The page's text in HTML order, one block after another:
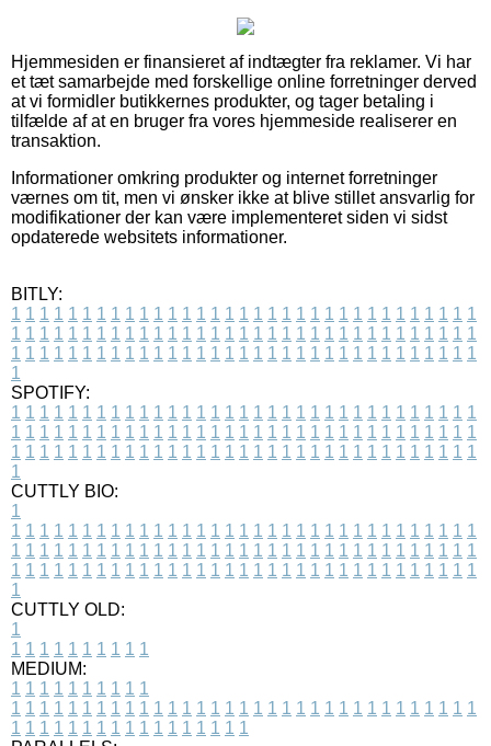
Hjemmesiden er finansieret af indtægter fra reklamer. Vi har
et tæt samarbejde med forskellige online forretninger derved
at vi formidler butikkernes produkter, og tager betaling i
tilfælde af at en bruger fra vores hjemmeside realiserer en
transaktion.
Informationer omkring produkter og internet forretninger
værnes om tit, men vi ønsker ikke at blive stillet ansvarlig for
modifikationer der kan være implementeret siden vi sidst
opdaterede websitets informationer.
BITLY:
1 1 1 1 1 1 1 1 1 1 1 1 1 1 1 1 1 1 1 1 1 1 1 1 1 1 1 1 1 1 1 1 1
1 1 1 1 1 1 1 1 1 1 1 1 1 1 1 1 1 1 1 1 1 1 1 1 1 1 1 1 1 1 1 1 1
1 1 1 1 1 1 1 1 1 1 1 1 1 1 1 1 1 1 1 1 1 1 1 1 1 1 1 1 1 1 1 1 1
1
SPOTIFY:
1 1 1 1 1 1 1 1 1 1 1 1 1 1 1 1 1 1 1 1 1 1 1 1 1 1 1 1 1 1 1 1 1
1 1 1 1 1 1 1 1 1 1 1 1 1 1 1 1 1 1 1 1 1 1 1 1 1 1 1 1 1 1 1 1 1
1 1 1 1 1 1 1 1 1 1 1 1 1 1 1 1 1 1 1 1 1 1 1 1 1 1 1 1 1 1 1 1 1
1
CUTTLY BIO:
1
1 1 1 1 1 1 1 1 1 1 1 1 1 1 1 1 1 1 1 1 1 1 1 1 1 1 1 1 1 1 1 1 1
1 1 1 1 1 1 1 1 1 1 1 1 1 1 1 1 1 1 1 1 1 1 1 1 1 1 1 1 1 1 1 1 1
1 1 1 1 1 1 1 1 1 1 1 1 1 1 1 1 1 1 1 1 1 1 1 1 1 1 1 1 1 1 1 1 1
1
CUTTLY OLD:
1
1 1 1 1 1 1 1 1 1 1
MEDIUM:
1 1 1 1 1 1 1 1 1 1
1 1 1 1 1 1 1 1 1 1 1 1 1 1 1 1 1 1 1 1 1 1 1 1 1 1 1 1 1 1 1 1 1
1 1 1 1 1 1 1 1 1 1 1 1 1 1 1 1 1